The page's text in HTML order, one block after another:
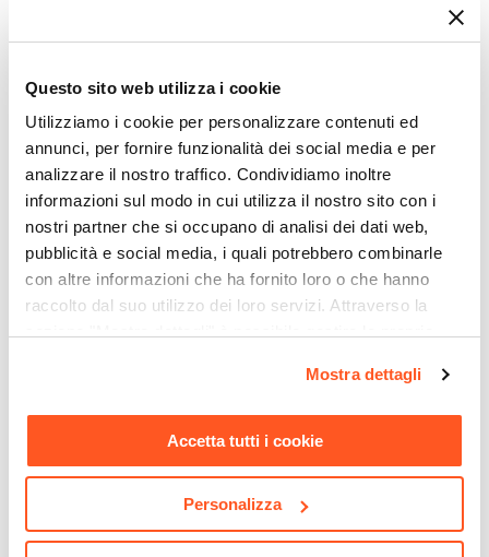
Questo sito web utilizza i cookie
Utilizziamo i cookie per personalizzare contenuti ed
annunci, per fornire funzionalità dei social media e per
analizzare il nostro traffico. Condividiamo inoltre
informazioni sul modo in cui utilizza il nostro sito con i
nostri partner che si occupano di analisi dei dati web,
pubblicità e social media, i quali potrebbero combinarle
con altre informazioni che ha fornito loro o che hanno
raccolto dal suo utilizzo dei loro servizi. Attraverso la
momento. Per maggiori informazioni si invita a leggere la
Mostra dettagli
Accetta tutti i cookie
Personalizza
sempre nuove ed aggiornate che possano
migliorare l'abilità dei tuoi ambienti e sappiano
rispondere alle tue personali esigenze.
La costante ricerca e l'estro di nuovi designers si
esprime nella nostra collezione di sanitari, alla
ricerca di tendenze emozionali e progetti stilistici
funzionali che possano portare nella tua casa i
sanitari che hai sempre sognato.
A parete|A pavimento
Con brida
Serie
Miraj
Larghezza WC
Profondità WC
51 cm
Altezza WC
40 cm
Copri WC
Distanza Muro-Centro Scarico
Altezza Pavimento-Centro Scarico
Ti suggeriamo anche
Volga, Linde e Nadir
€ 18,61
Grohe Cassetta di scarico
sospesi o filomuro
€ 87,00